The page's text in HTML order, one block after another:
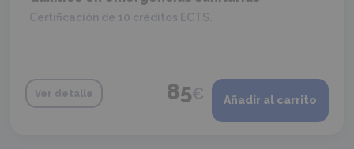
Certificación de 10 créditos ECTS.
Ver detalle 85€ Añadir al carrito